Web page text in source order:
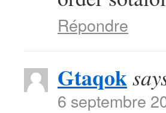
Répondre
Gtaqok
6 septembre